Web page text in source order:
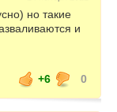
но такие
и
+6 0